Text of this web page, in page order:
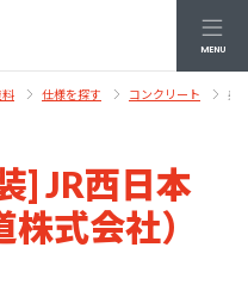
MENU
料 仕様を探す コンクリート 条
] JR西日本
株式会社）